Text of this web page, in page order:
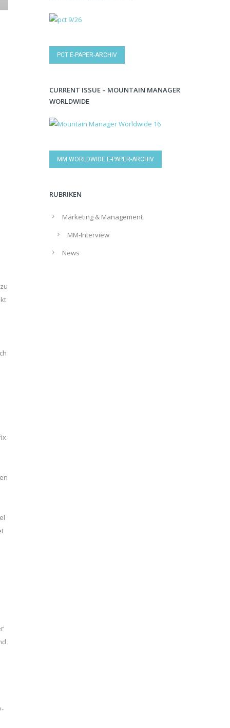
PCT E-PAPER-ARCHIV
CURRENT ISSUE – MOUNTAIN MANAGER
WORLDWIDE
MM WORLDWIDE E-PAPER-ARCHIV
RUBRIKEN
Marketing & Management
MM-Interview
News